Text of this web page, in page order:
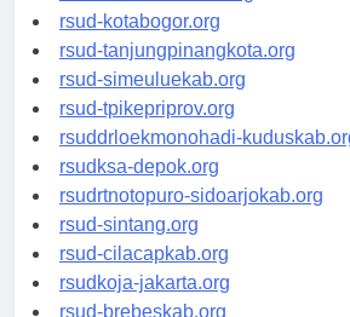
rsud-kotamakassar.org
rsud-kotabogor.org
rsud-tanjungpinangkota.org
rsud-simeuluekab.org
rsud-tpikepriprov.org
rsuddrloekmonohadi-kuduskab.org
rsudksa-depok.org
rsudrtnotopuro-sidoarjokab.org
rsud-sintang.org
rsud-cilacapkab.org
rsudkoja-jakarta.org